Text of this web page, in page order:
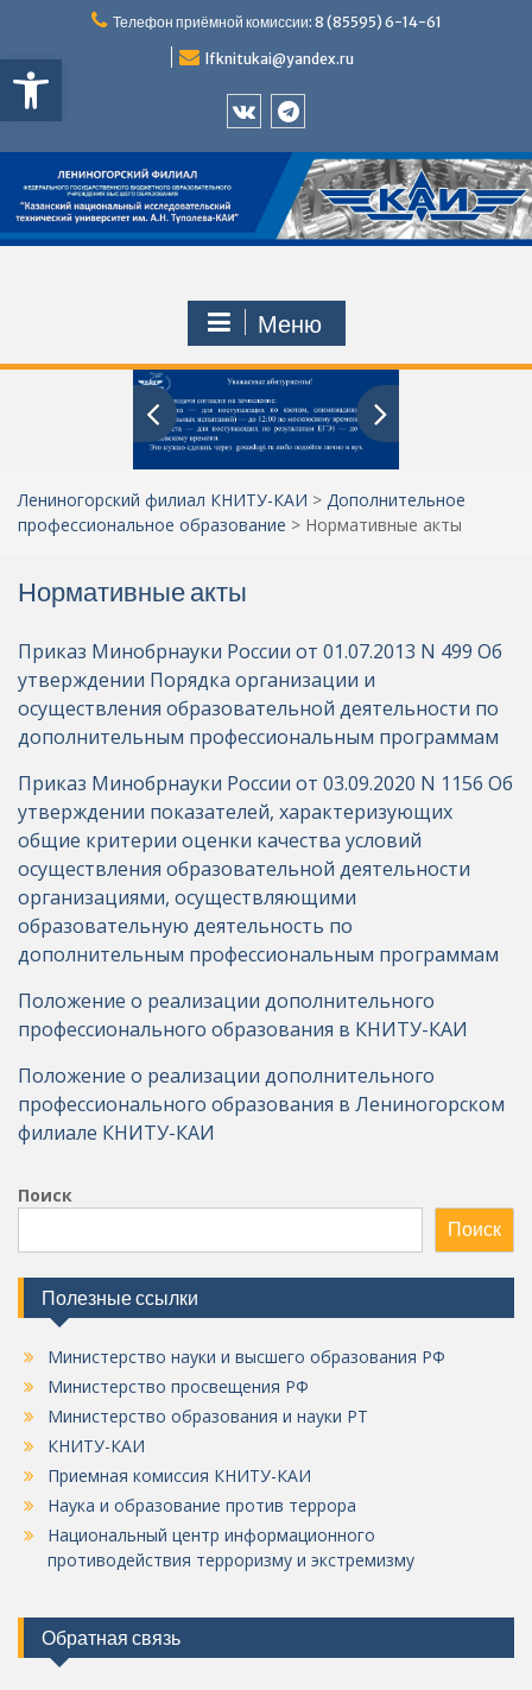
Открыть панель инструментов
содержимому
Телефон приёмной комиссии: 8 (85595) 6-14-61
lfknitukai@yandex.ru
комиссия
КНИТУ-
КАИ
ЛФ
КНИТУ-
КАИ
Меню
Лениногорский филиал КНИТУ-КАИ > Дополнительное
профессиональное образование > Нормативные акты
Нормативные акты
Приказ Минобрнауки России от 01.07.2013 N 499 Об
утверждении Порядка организации и
осуществления образовательной деятельности по
дополнительным профессиональным программам
Приказ Минобрнауки России от 03.09.2020 N 1156 Об
утверждении показателей, характеризующих
общие критерии оценки качества условий
осуществления образовательной деятельности
организациями, осуществляющими
образовательную деятельность по
дополнительным профессиональным программам
Положение о реализации дополнительного
профессионального образования в КНИТУ-КАИ
Положение о реализации дополнительного
профессионального образования в Лениногорском
филиале КНИТУ-КАИ
Поиск
Поиск
Полезные ссылки
Министерство науки и высшего образования РФ
Министерство просвещения РФ
Министерство образования и науки РТ
КНИТУ-КАИ
Приемная комиссия КНИТУ-КАИ
Наука и образование против террора
Национальный центр информационного
противодействия терроризму и экстремизму
Обратная связь